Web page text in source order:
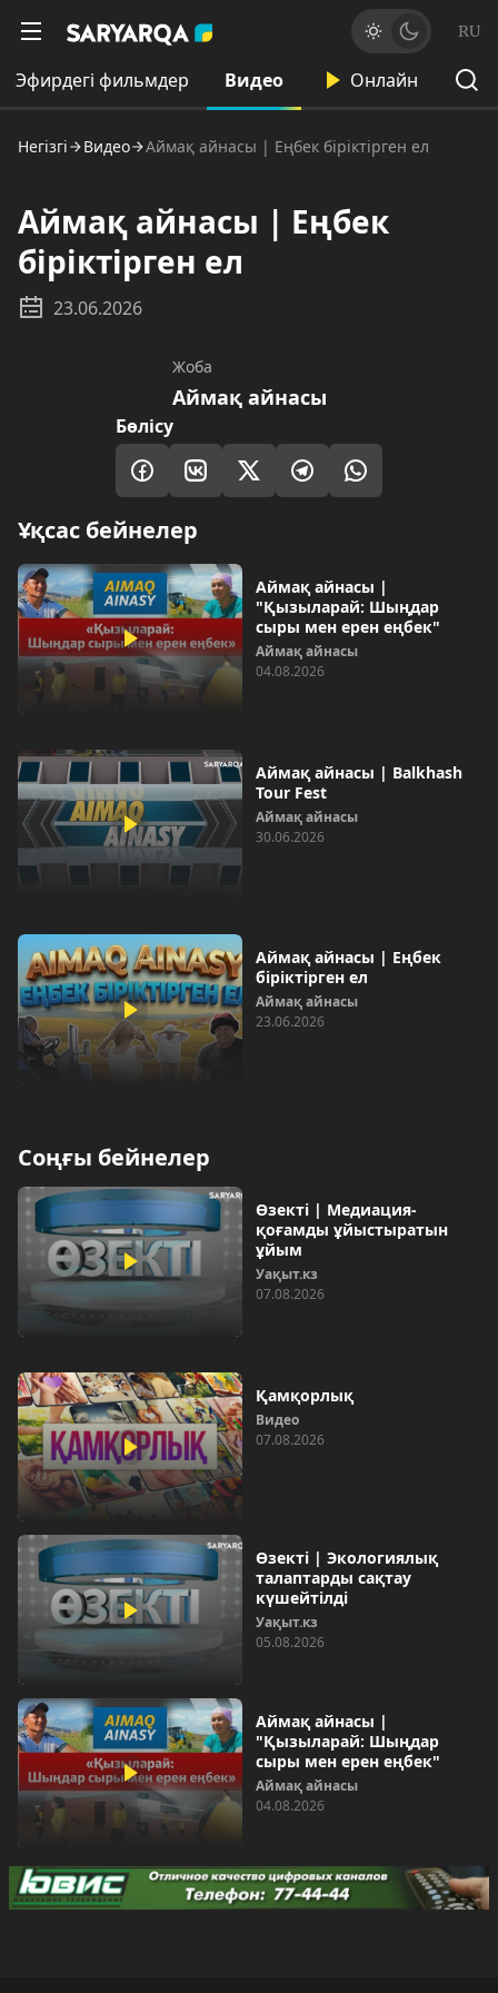
RU
Эфирдегі фильмдер Видео Онлайн
Негізгі Видео Аймақ айнасы | Еңбек біріктірген ел
Аймақ айнасы | Еңбек
біріктірген ел
23.06.2026
Жоба
Аймақ айнасы
Бөлісу
Ұқсас бейнелер
Аймақ айнасы |
"Қызыларай: Шыңдар
сыры мен ерен еңбек"
Аймақ айнасы
04.08.2026
Аймақ айнасы | Balkhash
Tour Fest
Аймақ айнасы
30.06.2026
Аймақ айнасы | Еңбек
біріктірген ел
Аймақ айнасы
23.06.2026
Соңғы бейнелер
Өзекті | Медиация-
қоғамды ұйыстыратын
ұйым
Уақыт.кз
07.08.2026
Қамқорлық
Видео
07.08.2026
Өзекті | Экологиялық
талаптарды сақтау
күшейтілді
Уақыт.кз
05.08.2026
Аймақ айнасы |
"Қызыларай: Шыңдар
сыры мен ерен еңбек"
Аймақ айнасы
04.08.2026